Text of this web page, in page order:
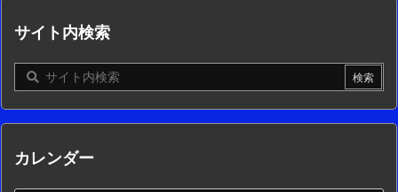
サイト内検索
カレンダー